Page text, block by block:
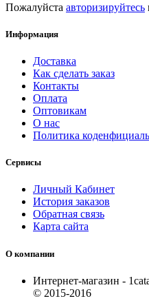
Пожалуйста авторизируйтесь
Информация
Доставка
Как сделать заказ
Контакты
Оплата
Оптовикам
О нас
Политика
Сервисы
Личный Кабинет
История заказов
Обратная связь
Карта сайта
О компании
Интернет-магазин -
© 2015-2016